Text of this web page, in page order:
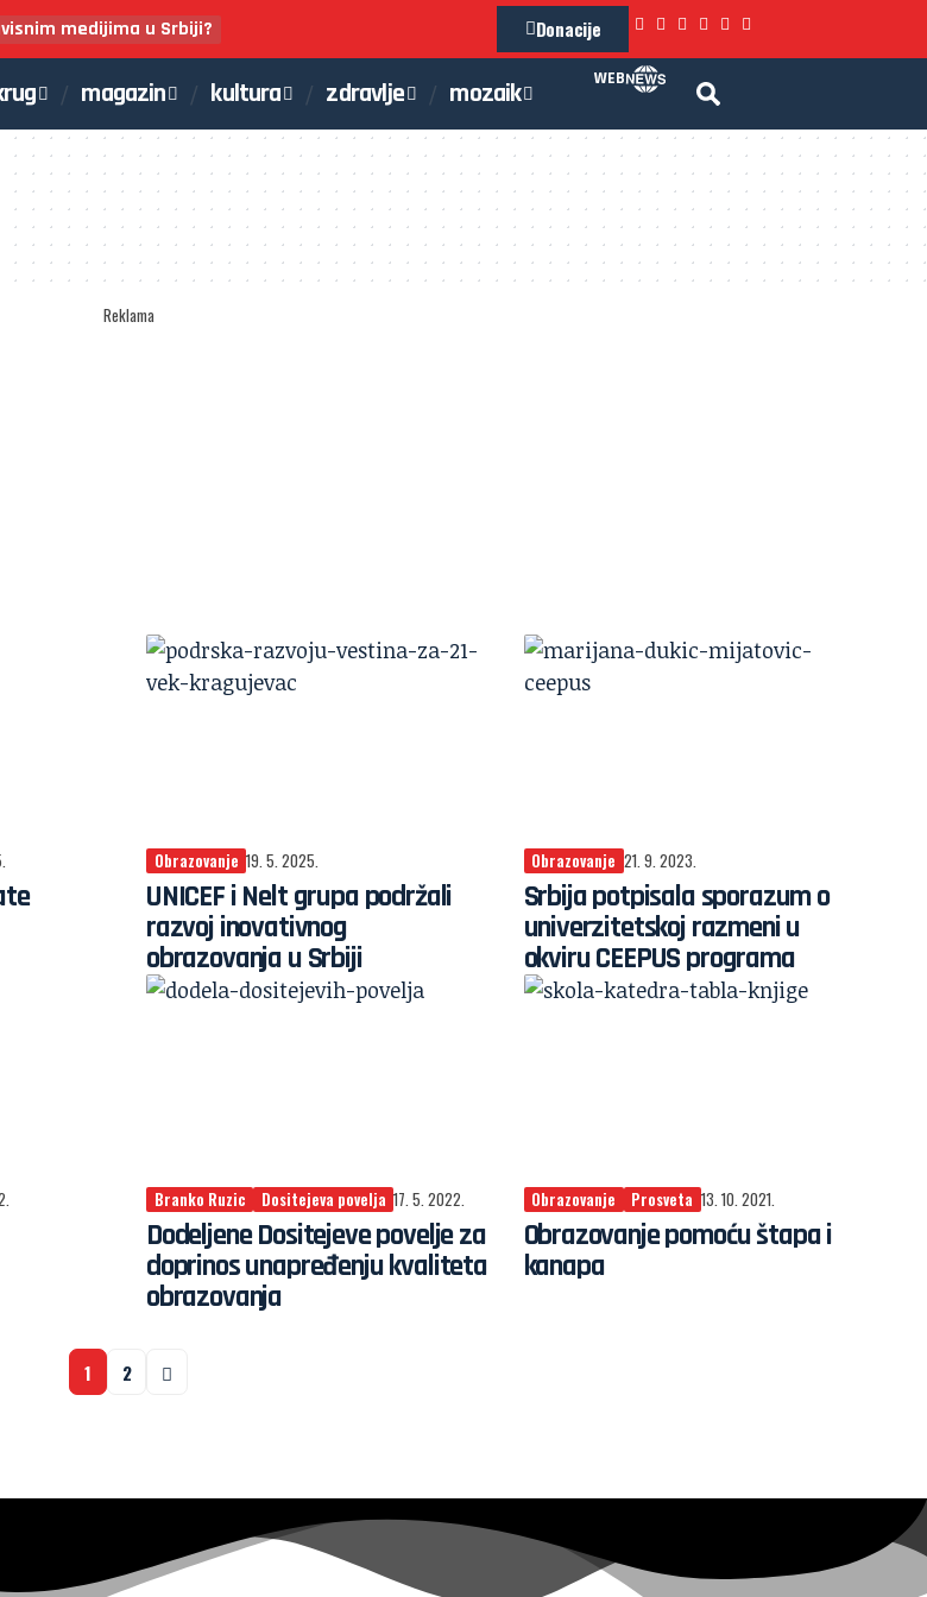
medijima u Srbiji? Donacije
magazin kultura zdravlje mozaik WEB
Reklama
Obrazovanje 19. 5. 2025.
UNICEF i Nelt grupa podržali
razvoj inovativnog
obrazovanja u Srbiji
Obrazovanje 21. 9. 2023.
Srbija potpisala sporazum o
univerzitetskoj razmeni u
okviru CEEPUS programa
Branko Ruzic Dositejeva povelja 17. 5. 2022.
Dodeljene Dositejeve povelje za
doprinos unapređenju kvaliteta
obrazovanja
Obrazovanje Prosveta 13. 10. 2021.
Obrazovanje pomoću štapa i
kanapa
1 2